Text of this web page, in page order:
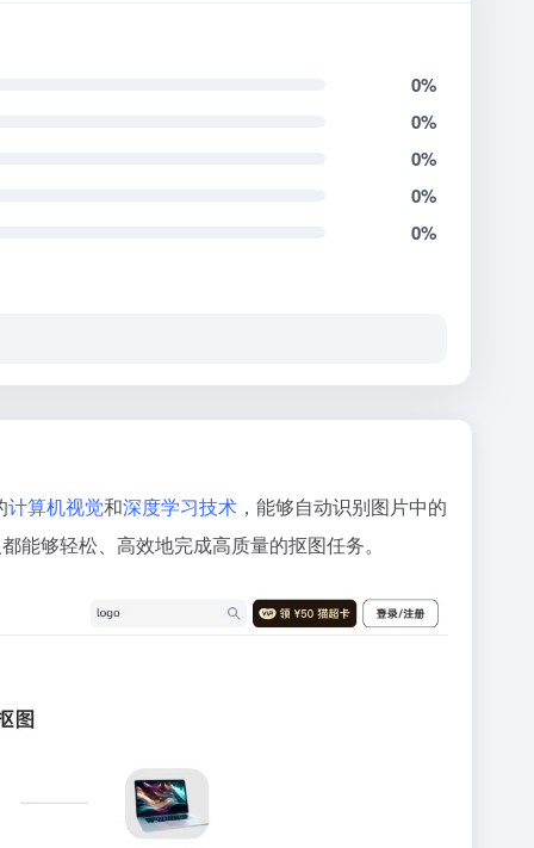
0%
0%
0%
0%
0%
计算机视觉和深度学习技术 ，能够自动识别图片中的
够轻松、高效地完成高质量的抠图任务。